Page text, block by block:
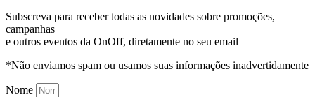
Subscreva para receber todas as novidades sobre promoções,
campanhas
e outros eventos da OnOff, diretamente no seu email
*Não enviamos spam ou usamos suas informações inadvertidamente
Nome